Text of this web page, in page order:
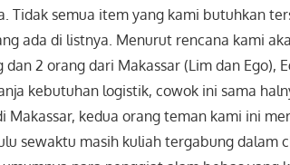
Tidak semua item yang kami butuhkan
ada di listnya. Menurut rencana kami
dan 2 orang dari Makassar (Lim dan Ego),
kebutuhan logistik, cowok ini sama
Makassar, kedua orang teman kami ini
sewaktu masih kuliah tergabung dalam